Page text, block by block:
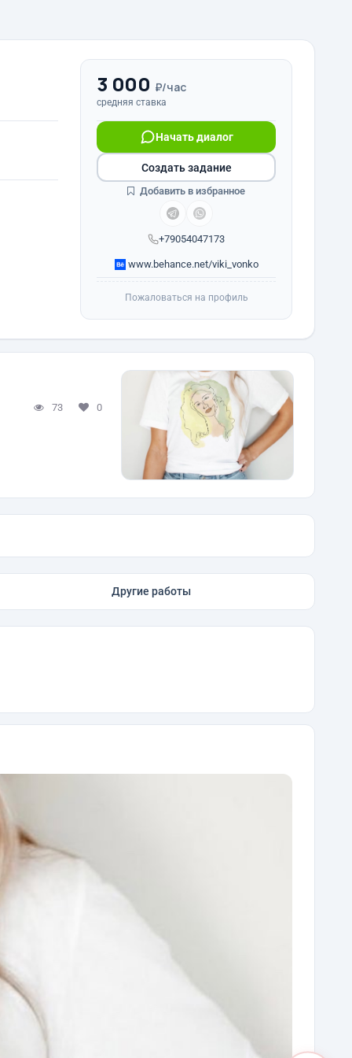
3 000 ₽/час
средняя ставка
+79054047173
Начать диалог
www.behance.net/viki_vonko
Создать задание
Добавить в избранное
Пожаловаться на профиль
73 0
Другие работы